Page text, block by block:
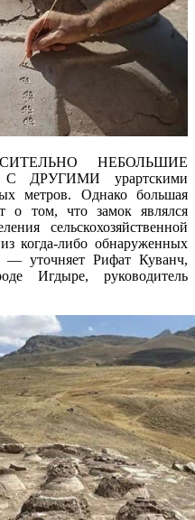
НЕБОЛЬШИЕ
урартскими
метров. Однако большая
о том, что замок являлся
сельскохозяйственной
когда-либо обнаруженных
— уточняет Рифат Куванч,
Игдыре, руководитель